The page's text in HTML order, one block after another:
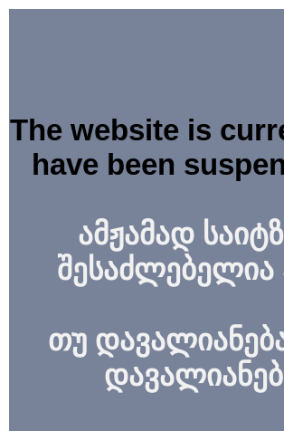
The website is
have been
ამჟამად
შესაძლებელია
თუ